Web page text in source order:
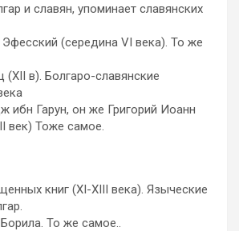
и славян, упоминает славянских
(середина VI века). То же
(XII в). Болгаро-славянские
ибн Гарун, он же Григорий Иоанн
век) Тоже самое.
книг (XI-XIII века). Языческие
То же самое..